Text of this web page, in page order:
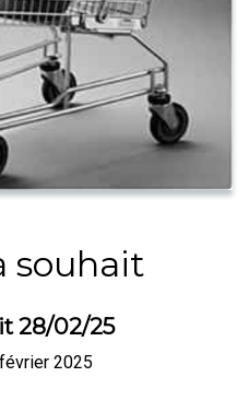
souhait
28/02/25
2025